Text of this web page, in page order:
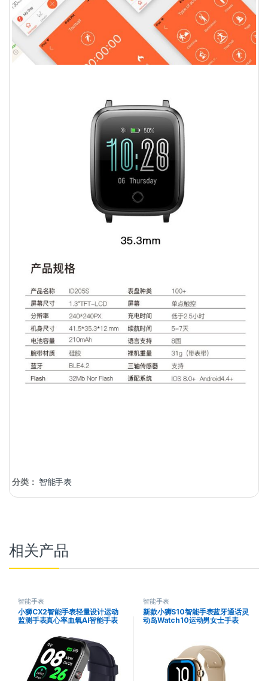
分类： 智能手表
相关产品
智能手表
小狮CX2智能手表轻量设计运动
监测手表真心率血氧AI智能手表
智能手表
新款小狮S10智能手表蓝牙通话灵
动岛Watch10运动男女士手表